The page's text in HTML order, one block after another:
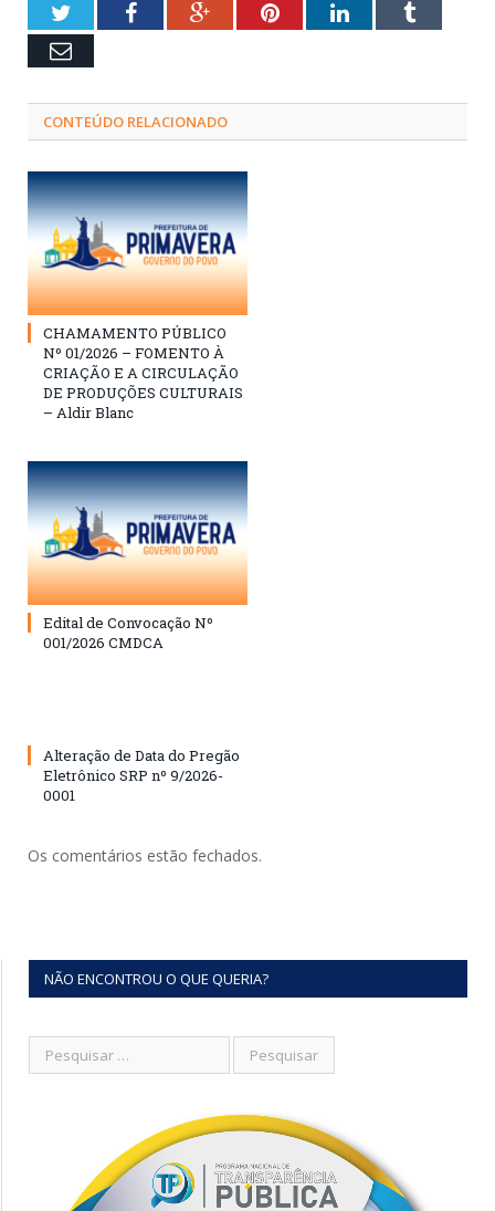
TwitterFacebookGoogle+PinterestLinkedInTumblr
Email
CONTEÚDO RELACIONADO
CHAMAMENTO PÚBLICO
Nº 01/2026 – FOMENTO À
CRIAÇÃO E A CIRCULAÇÃO
DE PRODUÇÕES CULTURAIS
– Aldir Blanc
Edital de Convocação Nº
001/2026 CMDCA
Alteração de Data do Pregão
Eletrônico SRP nº 9/2026-
0001
Os comentários estão fechados.
NÃO ENCONTROU O QUE QUERIA?